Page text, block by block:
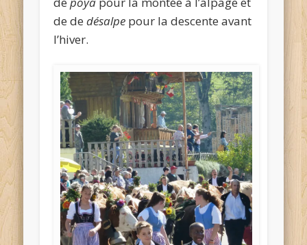
de dedésalpe pour la descente avant
l’hiver.